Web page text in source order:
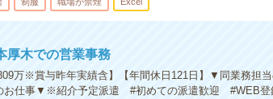
厚木での営業事務
万※賞与昨年実績含】【年間休日121日】▼同業務担
お仕事▼※紹介予定派遣 #初めての派遣歓迎 #WEB登